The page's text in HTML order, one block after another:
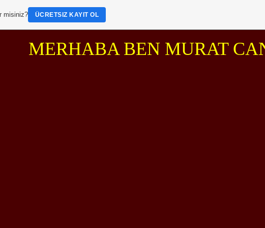
MERHABA BEN MURAT CAN
misiniz? ÜCRETSIZ KAYIT OL